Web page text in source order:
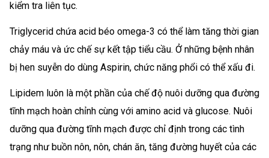
kiểm tra liên tục.
Triglycerid chứa acid béo omega-3 có thể làm tăng thời gian
chảy máu và ức chế sự kết tập tiểu cầu. Ở những bệnh nhân
bị hen suyễn do dùng Aspirin, chức năng phổi có thể xấu đi.
Lipidem luôn là một phần của chế độ nuôi dưỡng qua đường
tĩnh mạch hoàn chỉnh cùng với amino acid và glucose. Nuôi
dưỡng qua đường tĩnh mạch được chỉ định trong các tình
trạng như buồn nôn, nôn, chán ăn, tăng đường huyết của các